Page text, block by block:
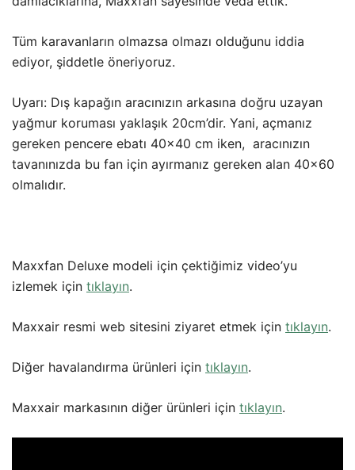
Tüm karavanların olmazsa olmazı olduğunu iddia
ediyor, şiddetle öneriyoruz.
Uyarı: Dış kapağın aracınızın arkasına doğru uzayan
yağmur koruması yaklaşık 20cm’dir. Yani, açmanız
gereken pencere ebatı 40×40 cm iken, aracınızın
tavanınızda bu fan için ayırmanız gereken alan 40×60
olmalıdır.
Maxxfan Deluxe modeli için çektiğimiz video’yu
izlemek için tıklayın.
Maxxair resmi web sitesini ziyaret etmek için tıklayın.
Diğer havalandırma ürünleri için tıklayın.
Maxxair markasının diğer ürünleri için tıklayın.